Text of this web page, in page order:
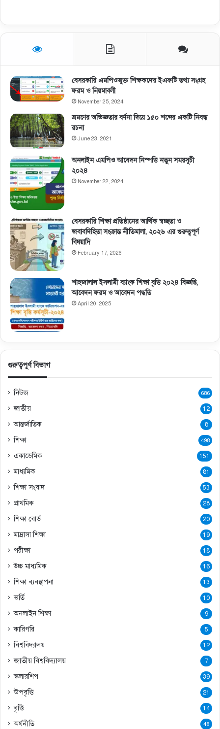
বেসরকারি এমপিওভুক্ত শিক্ষকদের ইএফটি তথ্য সংগ্রহ
ফরম ও নিয়মাবলী
November 25, 2024
ভ্রমণের অভিজ্ঞতার বর্ণনা দিয়ে ১৫০ শব্দের একটি নিবন্ধ
রচনা
June 23, 2021
অনলাইন এমপিও আবেদন নিস্পত্তি নতুন সময়সূচী
২০২৪
November 22, 2024
বেসরকারি শিক্ষা প্রতিষ্ঠানের আর্থিক স্বচ্ছতা ও
জবাবদিহিতা সংক্রান্ত নীতিমালা, ২০২৬ এর গুরুত্বপূর্ণ
বিষয়াদি
February 17, 2026
শাহজালাল ইসলামী ব্যাংক শিক্ষা বৃত্তি ২০২৪ বিজ্ঞপ্তি,
আবেদন ফরম ও আবেদন পদ্ধতি
April 20, 2025
গুরুত্বপূর্ণ বিভাগ
নিউজ 686
জাতীয় 12
আন্তর্জাতিক 8
শিক্ষা 498
একাডেমিক 151
মাধ্যমিক 81
শিক্ষা সংবাদ 53
প্রাথমিক 28
শিক্ষা বোর্ড 20
মাদ্রাসা শিক্ষা 19
পরীক্ষা 18
উচ্চ মাধ্যমিক 16
শিক্ষা ব্যবস্থাপনা 13
ভর্তি 10
অনলাইন শিক্ষা 9
কারিগরি 5
বিশ্ববিদ্যালয় 12
জাতীয় বিশ্ববিদ্যালয় 7
স্কলারশিপ 39
উপবৃত্তি 21
বৃত্তি 14
অর্থনীতি 48